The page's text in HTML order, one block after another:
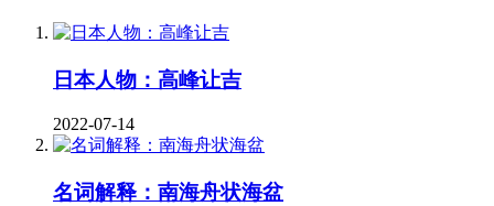
日本人物：高峰让吉
2022-07-14
名词解释：南海舟状海盆